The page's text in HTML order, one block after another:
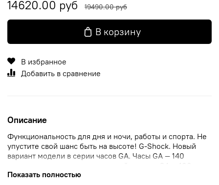
14620.00 руб
19490.00 руб
В корзину
В избранное
Добавить в сравнение
Описание
Функциональность для дня и ночи, работы и спорта. Не
упустите свой шанс быть на высоте! G-Shock. Новый
вариант модели в серии часов GA. Часы GA — 140
выполнены в стиле классической модели GA — 100.
Противоударный корпус защищает механизм от ударов
Показать полностью